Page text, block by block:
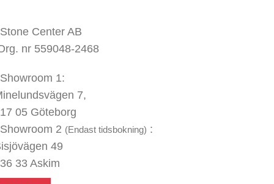
Stone Center AB
nr 559048-2468
Showroom 1:
7,
05 Göteborg
Showroom 2 (Endast tidsbokning) :
49
33 Askim